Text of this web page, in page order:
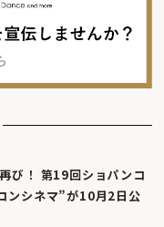
び！ 第19回ショパンコ
ンシネマ”が10月2日公